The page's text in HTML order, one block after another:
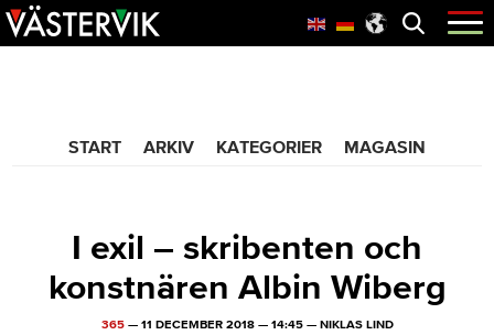
Hoppa
till
Skip
to
Hoppa
till
Öppna
menyn
START ARKIV KATEGORIER MAGASIN
I exil – skribenten och
konstnären Albin Wiberg
365— 11 DECEMBER 2018— 14:45— NIKLAS LIND